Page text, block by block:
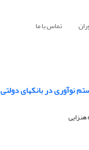
تماس با ما
نوآوری در بانکهای دولتی